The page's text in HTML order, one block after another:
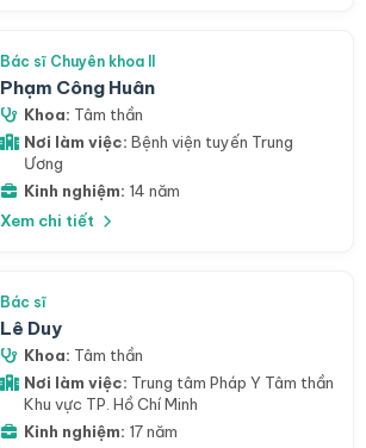
Bác sĩ Chuyên khoa II
Phạm Công Huân
Khoa: Tâm thần
Nơi làm việc: Bệnh viện tuyến Trung
Ương
Kinh nghiệm: 14 năm
Xem chi tiết
Bác sĩ
Lê Duy
Khoa: Tâm thần
Nơi làm việc: Trung tâm Pháp Y Tâm thần
Khu vực TP. Hồ Chí Minh
Kinh nghiệm: 17 năm